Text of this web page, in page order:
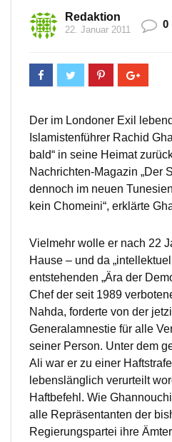
Redaktion
22. Januar 2011 0
Der im Londoner Exil
Islamistenführer Rachid
bald“ in seine Heimat
Nachrichten-Magazin „Der
dennoch im neuen
kein Chomeini“, erklärte
Vielmehr wolle er nach 22
Hause – und da
entstehenden „Ära der
Chef der seit 1989
Nahda, forderte von der
Generalamnestie für alle
seiner Person. Unter dem
Ali war er zu einer
lebenslänglich verurteilt
Haftbefehl. Wie
alle Repräsentanten der
Regierungspartei ihre